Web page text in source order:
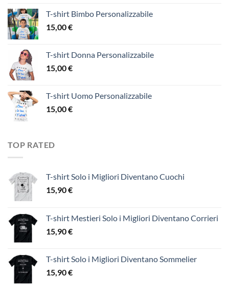
T-shirt Bimbo Personalizzabile
15,00€
T-shirt Donna Personalizzabile
15,00€
T-shirt Uomo Personalizzabile
15,00€
TOP RATED
T-shirt Solo i Migliori Diventano Cuochi
15,90€
T-shirt Mestieri Solo i Migliori Diventano Corrieri
15,90€
T-shirt Solo i Migliori Diventano Sommelier
15,90€